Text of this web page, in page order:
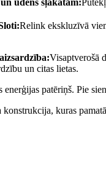
Relink ekskluzīvā
Visaptverošā
un citas lietas.
enerģijas patēriņš. Pie
kuras